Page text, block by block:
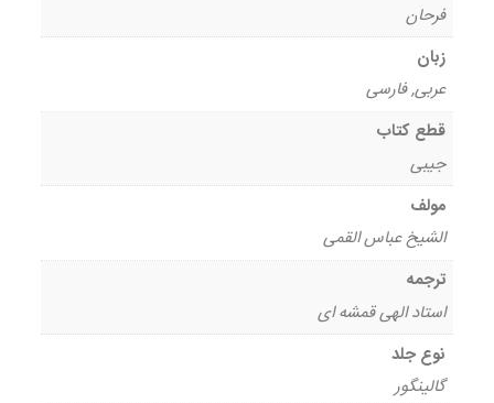
فرحان
زبان
عربی, فارسی
قطع کتاب
جیبی
مولف
الشیخ عباس القمی
ترجمه
استاد الهی قمشه ای
نوع جلد
گالینگور